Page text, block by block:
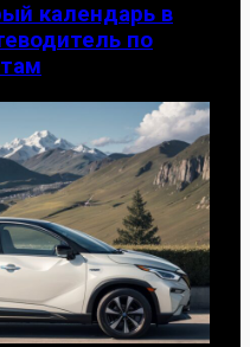
календарь в
по